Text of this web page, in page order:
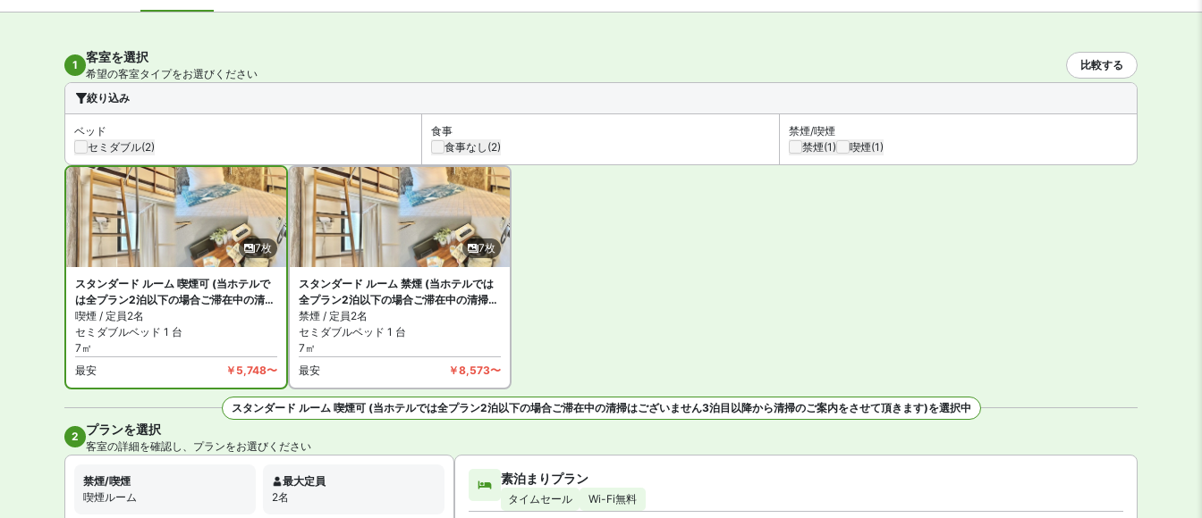
ドを設置。施設はコインランドリーがあります。
ホテルストーク那覇新都心 は禁煙ルームと喫煙できるお部屋があります。詳細は各宿泊プランをご確認ください。
1
客室を選択
希望の客室タイプをお選びください
比較する
絞り込み
ベッド
セミダブル(2)
食事
食事なし (2)
禁煙/喫煙
禁煙(1) 喫煙(1)
7枚
スタンダード ルーム 喫煙可 (当ホテルで
は全プラン2泊以下の場合ご滞在中の清掃
はございません3泊目以降から清掃のご案
内をさせて頂きます)
喫煙 / 定員2名
セミダブルベッド 1 台
7㎡
最安
￥5,748〜
7枚
スタンダード ルーム 禁煙 (当ホテルでは
全プラン2泊以下の場合ご滞在中の清掃は
ございません3泊目以降から清掃のご案内
をさせて頂きます)
禁煙 / 定員2名
セミダブルベッド 1 台
7㎡
最安
￥8,573〜
スタンダード ルーム 喫煙可 (当ホテルでは全プラン2泊以下の場合ご滞在中の清掃はございません3泊目以降から清掃のご案内をさせて頂きます)を選択中
2 プランを選択
客室の詳細を確認し、プランをお選びください
禁煙/喫煙
喫煙ルーム
最大定員
2名
素泊まりプラン
タイムセール Wi-Fi無料